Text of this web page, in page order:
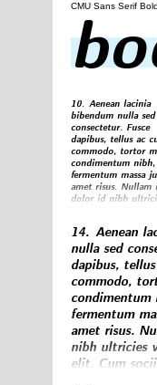
CMU Sans Serif
10. Aenean lacinia
bibendum nulla sed
consectetur. Fusce
dapibus, tellus ac
commodo, tortor
condimentum
fermentum massa
amet risus. Nullam
dolor id nibh
sociis natoque
et magnis dis
montes, nascetur
mus. Nulla vitae elit
libero, a pharetra
14. Aenean
nulla sed
dapibus,
commodo,
condimentum
fermentum
amet risus.
nibh ultricies
elit. Cum